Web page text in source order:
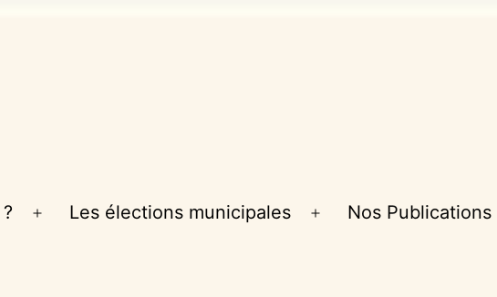
Ouvrir
Les élections municipales
Ouvrir
Nos Publications